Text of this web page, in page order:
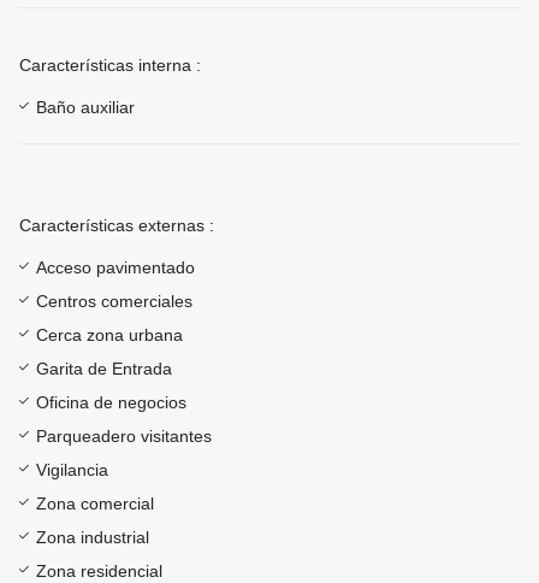
Características interna :
Baño auxiliar
Características externas :
Acceso pavimentado
Centros comerciales
Cerca zona urbana
Garita de Entrada
Oficina de negocios
Parqueadero visitantes
Vigilancia
Zona comercial
Zona industrial
Zona residencial